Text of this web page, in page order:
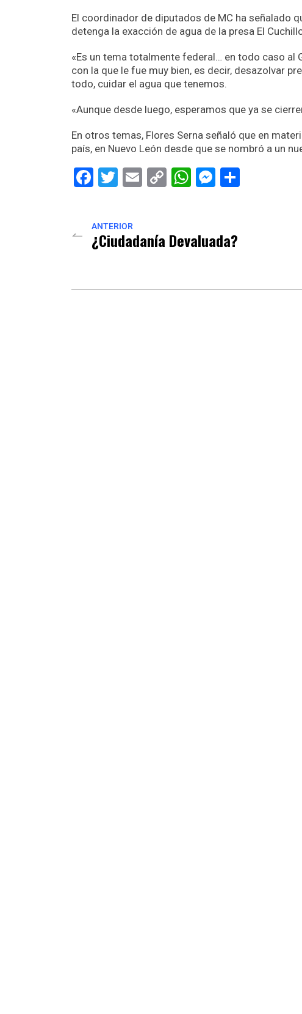
El coordinador de diputados de MC ha señalado
detenga la exacción de agua de la presa El
«Es un tema totalmente federal… en todo caso al
con la que le fue muy bien, es decir, desazolvar
todo, cuidar el agua que tenemos.
«Aunque desde luego, esperamos que ya se
En otros temas, Flores Serna señaló que en
país, en Nuevo León desde que se nombró a un
Facebook
Twitter
EmailCopyWhatsApp
Messenger
ANTERIOR
¿Ciudadanía Devaluada?